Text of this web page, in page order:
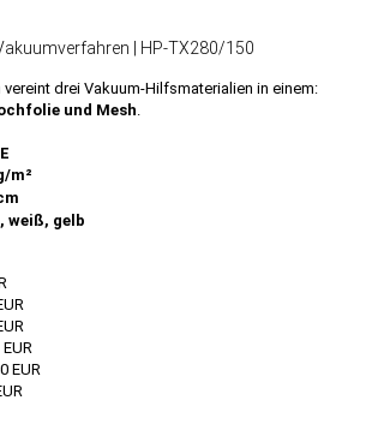
| HP-TX280/150
vereint drei Vakuum-Hilfsmaterialien in einem:
und Mesh.
m²
weiß, gelb
EUR